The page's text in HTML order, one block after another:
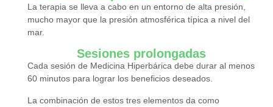
La terapia se lleva a cabo en un entorno de alta presión,
mucho mayor que la presión atmosférica típica a nivel del
mar.
Sesiones prolongadas
Cada sesión de Medicina Hiperbárica debe durar al menos
60 minutos para lograr los beneficios deseados.
La combinación de estos tres elementos da como